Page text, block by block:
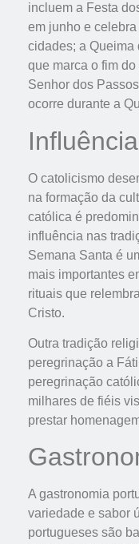
incluem a Festa
em junho e
cidades; a Queima
que marca o fim
Senhor dos
ocorre durante a
O catolicismo
na formação da
católica é
influência nas
Semana Santa é
mais importantes
rituais que
Cristo.
Outra tradição
peregrinação a
peregrinação
milhares de fiéis
prestar
A gastronomia
variedade e sabor
portugueses são